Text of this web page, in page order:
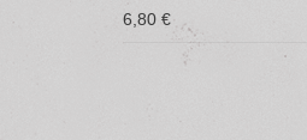
6,80 €